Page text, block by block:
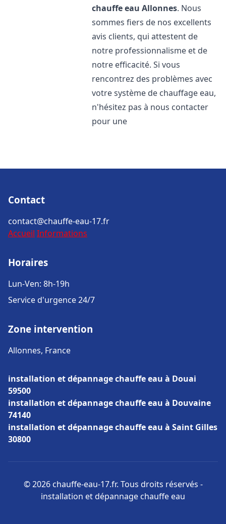
chauffe eau Allonnes. Nous
sommes fiers de nos excellents
avis clients, qui attestent de
notre professionnalisme et de
notre efficacité. Si vous
rencontrez des problèmes avec
votre système de chauffage eau,
n'hésitez pas à nous contacter
pour une
Contact
contact@chauffe-eau-17.fr
Accueil Informations
Horaires
Lun-Ven: 8h-19h
Service d'urgence 24/7
Zone intervention
Allonnes, France
installation et dépannage chauffe eau à Douai
59500
installation et dépannage chauffe eau à Douvaine
74140
installation et dépannage chauffe eau à Saint Gilles
30800
© 2026 chauffe-eau-17.fr. Tous droits réservés -
installation et dépannage chauffe eau